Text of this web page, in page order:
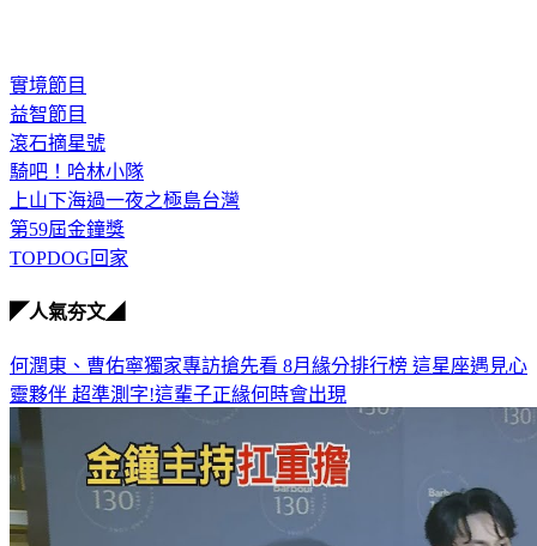
實境節目
益智節目
滾石摘星號
騎吧！哈林小隊
上山下海過一夜之極島台灣
第59屆金鐘獎
TOPDOG回家
◤人氣夯文◢
何潤東、曹佑寧獨家專訪搶先看 8月緣分排行榜 這星座遇見心
靈夥伴 超準測字!這輩子正緣何時會出現